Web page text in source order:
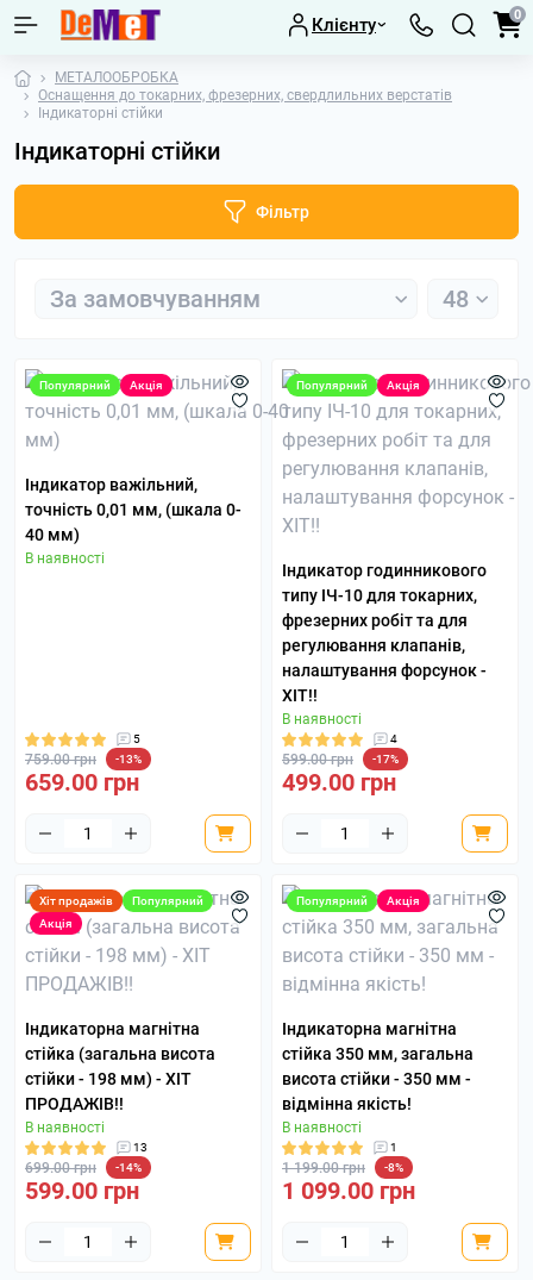
Клієнту 0
МЕТАЛООБРОБКА
Оснащення до токарних, фрезерних, свердлильних верстатів
Індикаторні стійки
Індикаторні стійки
Фільтр
Популярний Акція
Індикатор важільний,
точність 0,01 мм, (шкала 0-
40 мм)
В наявності
5
759.00 грн -13%
659.00 грн
Популярний Акція
Індикатор годинникового
типу ІЧ-10 для токарних,
фрезерних робіт та для
регулювання клапанів,
налаштування форсунок -
ХІТ!!
В наявності
4
599.00 грн -17%
499.00 грн
Хіт продажів
Популярний
Акція
Індикаторна магнітна
стійка (загальна висота
стійки - 198 мм) - ХІТ
ПРОДАЖІВ!!
В наявності
13
699.00 грн -14%
599.00 грн
Популярний Акція
Індикаторна магнітна
стійка 350 мм, загальна
висота стійки - 350 мм -
відмінна якість!
В наявності
1
1 199.00 грн -8%
1 099.00 грн